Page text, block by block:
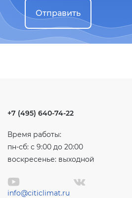
Отправить
+7 (495) 640-74-22
Время работы:
пн-сб: с 9:00 до 20:00
воскресенье: выходной
info@citiclimat.ru